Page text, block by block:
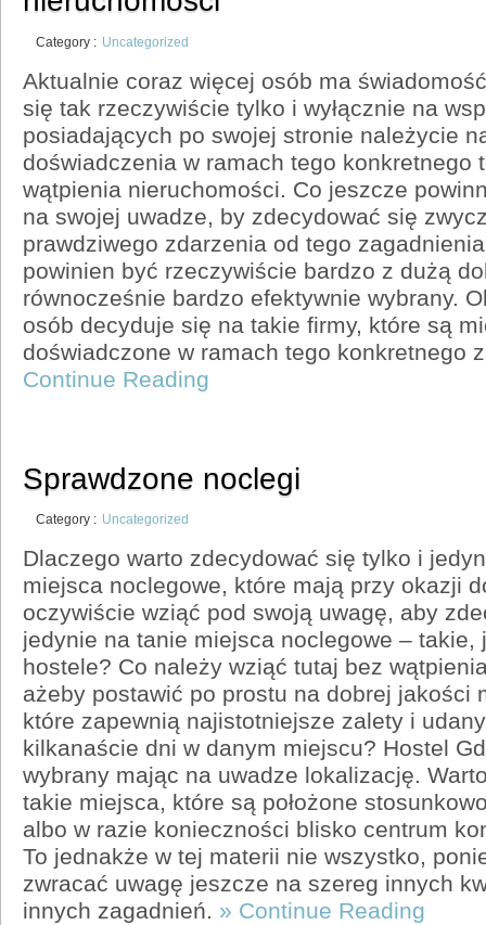
Category : Uncategorized
Aktualnie coraz więcej osób ma
się tak rzeczywiście tylko i wyłącznie na
posiadających po swojej stronie należycie
doświadczenia w ramach tego konkretnego
wątpienia nieruchomości. Co jeszcze
na swojej uwadze, by zdecydować się
prawdziwego zdarzenia od tego
powinien być rzeczywiście bardzo z dużą
równocześnie bardzo efektywnie wybrany.
osób decyduje się na takie firmy, które są
doświadczone w ramach tego konkretnego
Continue Reading
Sprawdzone noclegi
Category : Uncategorized
Dlaczego warto zdecydować się tylko i
miejsca noclegowe, które mają przy okazji
oczywiście wziąć pod swoją uwagę, aby
jedynie na tanie miejsca noclegowe – takie,
hostele? Co należy wziąć tutaj bez
ażeby postawić po prostu na dobrej jakości
które zapewnią najistotniejsze zalety i
kilkanaście dni w danym miejscu? Hostel
wybrany mając na uwadze lokalizację.
takie miejsca, które są położone
albo w razie konieczności blisko centrum
To jednakże w tej materii nie wszystko,
zwracać uwagę jeszcze na szereg innych
innych zagadnień. » Continue Reading